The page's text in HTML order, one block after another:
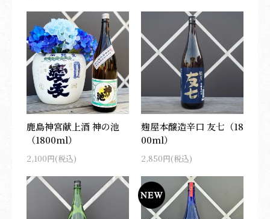
鹿島神宮献上酒 神の池
（1800ml）
2,100円(税込)
麹屋本醸造辛口 友七（18
00ml）
2,850円(税込)